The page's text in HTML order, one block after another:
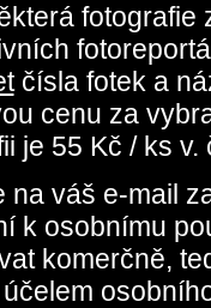
fotografie
čísla fotek a
cenu za
je 55 Kč / ks v.
na váš e-mail
k osobnímu
komerčně,